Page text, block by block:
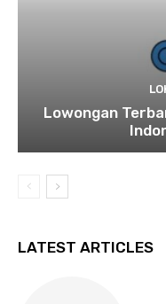
Lowongan
LATEST ARTICLES